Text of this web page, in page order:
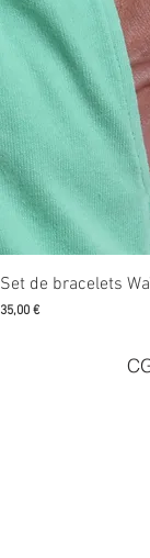
Set de bracelets
Prix
35,00 €